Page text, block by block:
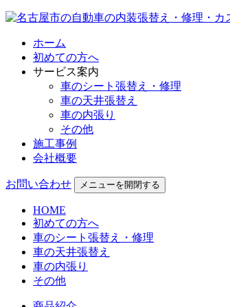
ホーム
初めての方へ
サービス案内
車のシート張替え・修理
車の天井張替え
車の内張り
その他
施工事例
会社概要
お問い合わせ メニューを開閉する
HOME
初めての方へ
車のシート張替え・修理
車の天井張替え
車の内張り
その他